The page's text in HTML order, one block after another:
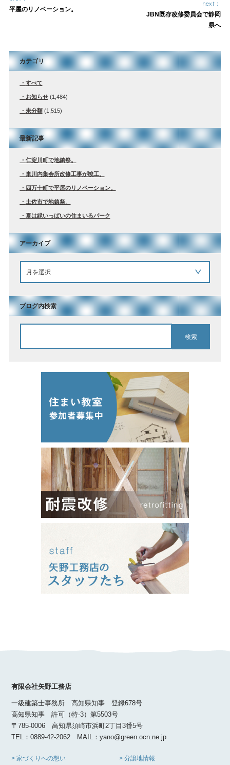
平屋のリノベーション。
next：
JBN既存改修委員会で静岡
県へ
カテゴリ
すべて
お知らせ(1,484)
未分類(1,515)
最新記事
仁淀川町で地鎮祭。
東川内集会所改修工事が竣工。
四万十町で平屋のリノベーション。
土佐市で地鎮祭。
夏は緑いっぱいの住まいるパーク
アーカイブ
ブログ内検索
有限会社矢野工務店
一級建築士事務所 高知県知事 登録678号
高知県知事 許可（特-3）第5503号
〒785-0006 高知県須崎市浜町2丁目3番5号
TEL：0889-42-2062 MAIL：yano@green.ocn.ne.jp
> 家づくりへの想い > 分譲地情報